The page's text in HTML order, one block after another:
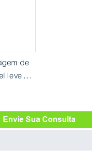
Envie Sua Consulta
de
leve e